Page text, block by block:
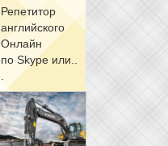
Ре­пе­ти­тор
ан­глий­ско­го
Он­лайн
по Skype или..